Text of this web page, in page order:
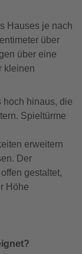
Hauses je nach
über
über eine
kleinen
hoch hinaus, die
Spieltürme
erweitern
Der
gestaltet,
Höhe